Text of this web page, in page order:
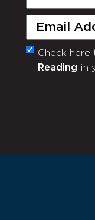
Email
Monthly
Newsletter
Check here
Reading in